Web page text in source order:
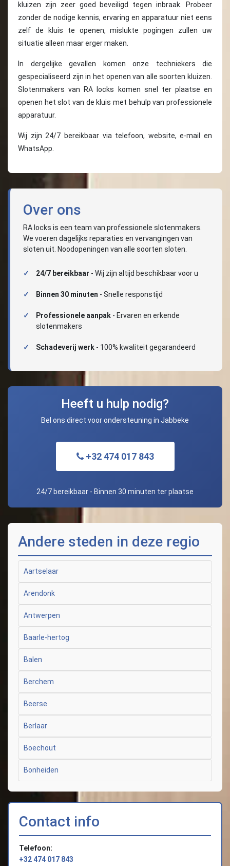
kluizen zijn zeer goed beveiligd tegen inbraak. Probeer
zonder de nodige kennis, ervaring en apparatuur niet eens
zelf de kluis te openen, mislukte pogingen zullen uw
situatie alleen maar erger maken.
In dergelijke gevallen komen onze techniekers die
gespecialiseerd zijn in het openen van alle soorten kluizen.
Slotenmakers van RA locks komen snel ter plaatse en
openen het slot van de kluis met behulp van professionele
apparatuur.
Wij zijn 24/7 bereikbaar via telefoon, website, e-mail en
WhatsApp.
Over ons
RA locks is een team van professionele slotenmakers.
We voeren dagelijks reparaties en vervangingen van
sloten uit. Noodopeningen van alle soorten sloten.
24/7 bereikbaar - Wij zijn altijd beschikbaar voor u
Binnen 30 minuten - Snelle responstijd
Professionele aanpak - Ervaren en erkende
slotenmakers
Schadeverij werk - 100% kwaliteit gegarandeerd
Heeft u hulp nodig?
Bel ons direct voor ondersteuning in Jabbeke
+32 474 017 843
24/7 bereikbaar - Binnen 30 minuten ter plaatse
Andere steden in deze regio
Aartselaar
Arendonk
Antwerpen
Baarle-hertog
Balen
Berchem
Beerse
Berlaar
Boechout
Bonheiden
Contact info
Telefoon:
+32 474 017 843